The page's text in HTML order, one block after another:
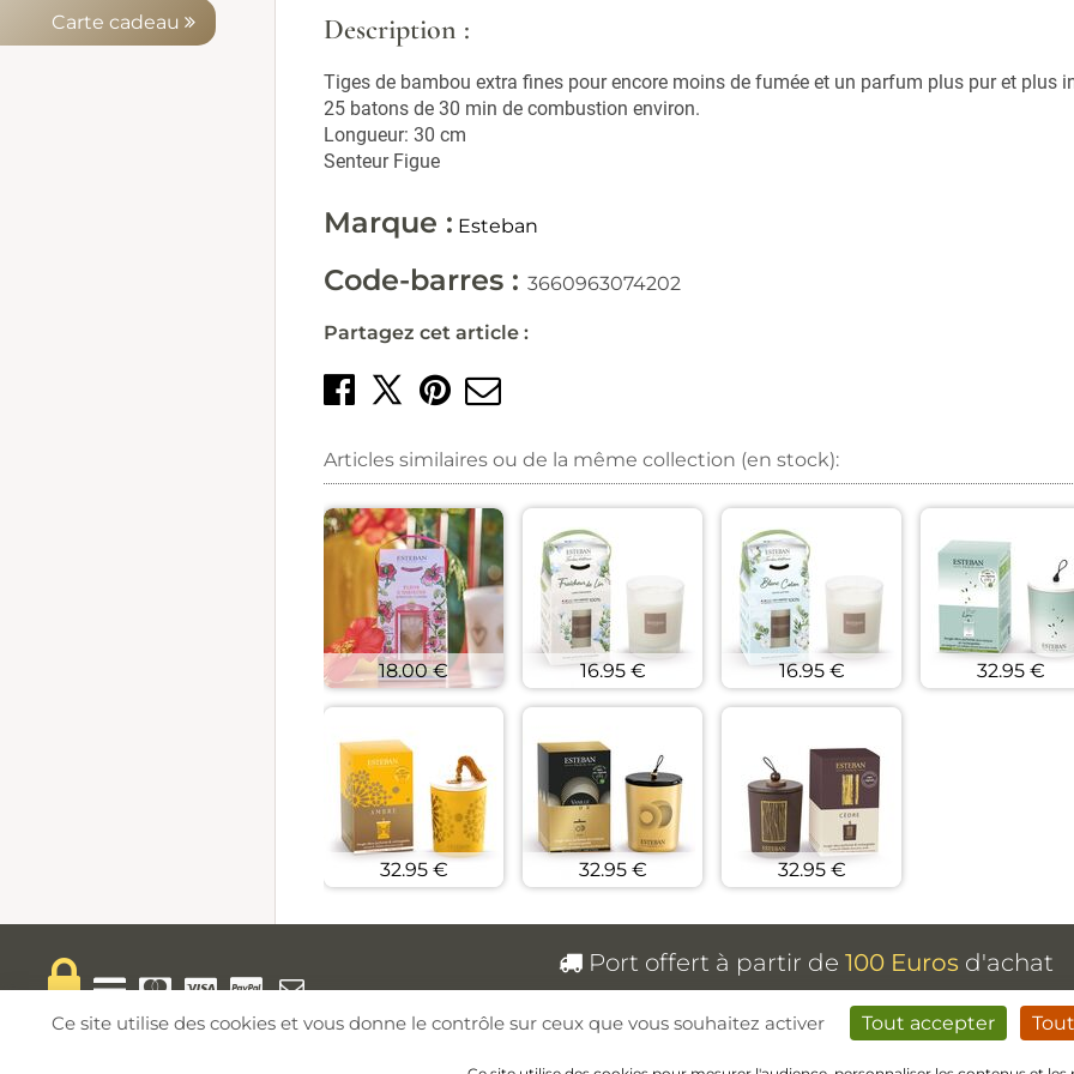
Ce site utilise des cookies et vous donne le contrôle sur ceux que vous souhaitez activer Tout accepter
Carte cadeau Description :
Tiges de bambou extra fines pour encore moins de fumée et un parfum plus pur et plus
25 batons de 30 min de combustion environ.
Longueur: 30 cm
Senteur Figue
Marque : Esteban
Code-barres : 3660963074202
Partagez cet article :
Partager sur Facebook
Partager sur X
Créer un épingle sur Pinterest
Envoyer par mail
Articles similaires ou de la même collection (en stock):
18.00 € 16.95 € 16.95 € 32.95 €
32.95 € 32.95 € 32.95 €
Port offert à partir de 100 Euros d'achat